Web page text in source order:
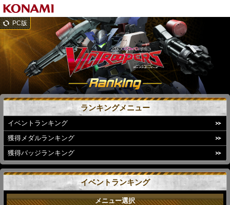
PC版
ランキングメニュー
イベントランキング
獲得メダルランキング
獲得バッジランキング
イベントランキング
メニュー選択